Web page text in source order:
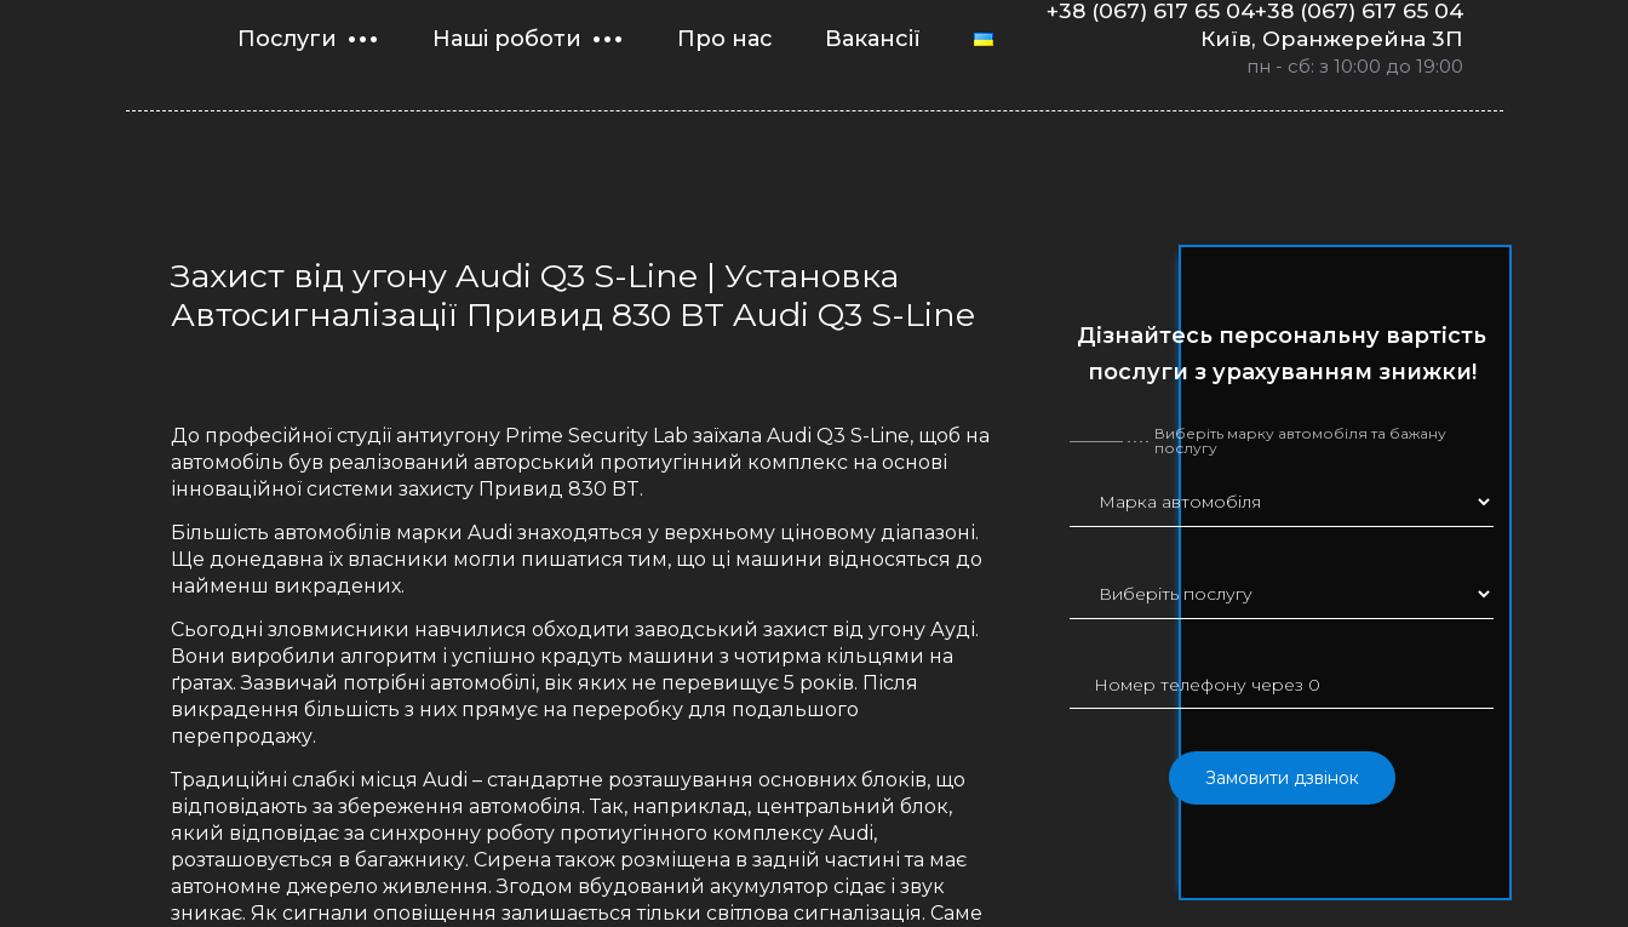
Послуги Наші роботи Про нас Вакансії
+38 (067) 617 65 04+38 (067) 617 65 04
Київ, Оранжерейна 3П
пн - сб: з 10:00 до 19:00
Захист від угону Audi Q3 S-Line | Установка
Автосигналізації Привид 830 BT Audi Q3 S-Line
До професійної студії антиугону Prime Security Lab заїхала Audi Q3 S-Line, щоб на
автомобіль був реалізований авторський протиугінний комплекс на основі
інноваційної системи захисту Привид 830 BT.
Більшість автомобілів марки Audi знаходяться у верхньому ціновому діапазоні.
Ще донедавна їх власники могли пишатися тим, що ці машини відносяться до
найменш викрадених.
Сьогодні зловмисники навчилися обходити заводський захист від угону Ауді.
Вони виробили алгоритм і успішно крадуть машини з чотирма кільцями на
ґратах. Зазвичай потрібні автомобілі, вік яких не перевищує 5 років. Після
викрадення більшість з них прямує на переробку для подальшого
перепродажу.
Традиційні слабкі місця Audi – стандартне розташування основних блоків, що
відповідають за збереження автомобіля. Так, наприклад, центральний блок,
який відповідає за синхронну роботу протиугінного комплексу Audi,
розташовується в багажнику. Сирена також розміщена в задній частині та має
автономне джерело живлення. Згодом вбудований акумулятор сідає і звук
зникає. Як сигнали оповіщення залишається тільки світлова сигналізація. Саме
Дізнайтесь персональну вартість
послуги з урахуванням знижки!
Виберіть марку автомобіля та бажану
послугу
Замовити дзвінок